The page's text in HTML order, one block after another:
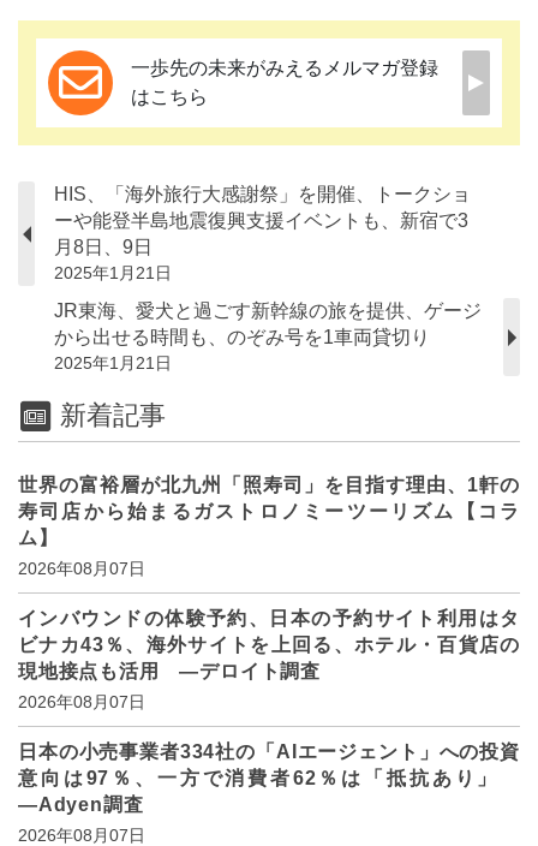
一歩先の未来がみえるメルマガ登録
はこちら
HIS、「海外旅行大感謝祭」を開催、トークショ
ーや能登半島地震復興支援イベントも、新宿で3
月8日、9日
2025年1月21日
JR東海、愛犬と過ごす新幹線の旅を提供、ゲージ
から出せる時間も、のぞみ号を1車両貸切り
2025年1月21日
新着記事
世界の富裕層が北九州「照寿司」を目指す理由、1軒の
寿司店から始まるガストロノミーツーリズム【コラ
ム】
2026年08月07日
インバウンドの体験予約、日本の予約サイト利用はタ
ビナカ43％、海外サイトを上回る、ホテル・百貨店の
現地接点も活用 ―デロイト調査
2026年08月07日
日本の小売事業者334社の「AIエージェント」への投資
意向は97％、一方で消費者62％は「抵抗あり」
―Adyen調査
2026年08月07日